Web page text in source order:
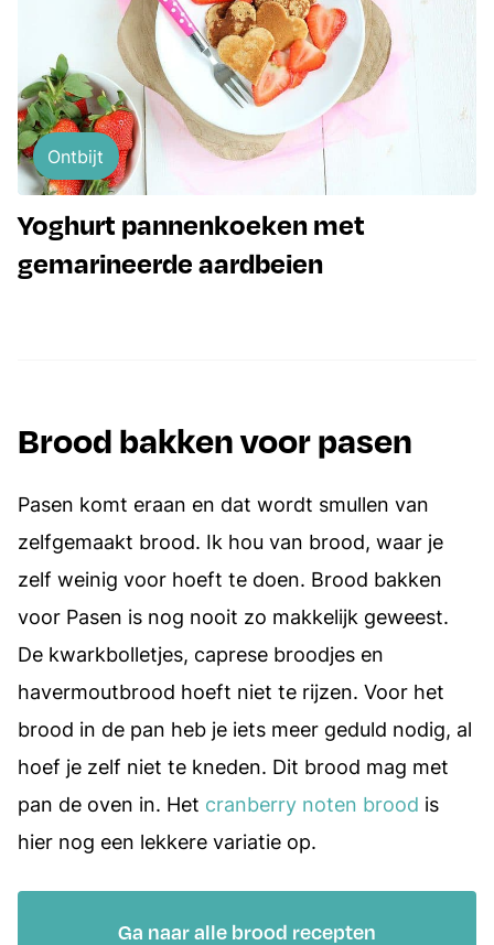
Ontbijt
Yoghurt pannenkoeken met
gemarineerde aardbeien
Brood bakken voor pasen
Ga naar alle brood recepten
Pasen komt eraan en dat wordt smullen van
zelfgemaakt brood. Ik hou van brood, waar je
zelf weinig voor hoeft te doen. Brood bakken
voor Pasen is nog nooit zo makkelijk geweest.
De kwarkbolletjes, caprese broodjes en
havermoutbrood hoeft niet te rijzen. Voor het
brood in de pan heb je iets meer geduld nodig, al
hoef je zelf niet te kneden. Dit brood mag met
pan de oven in. Het cranberry noten brood is
hier nog een lekkere variatie op.